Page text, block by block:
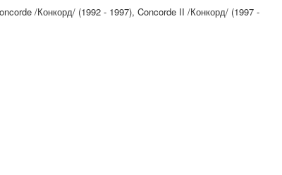
/Конкорд/ (1992 - 1997), Concorde II /Конкорд/ (1997 -